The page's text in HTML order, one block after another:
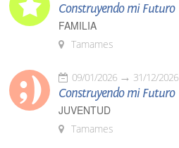
Construyendo mi Futuro
FAMILIA
Tamames
09/01/2026 31/12/2026
Construyendo mi Futuro
JUVENTUD
Tamames